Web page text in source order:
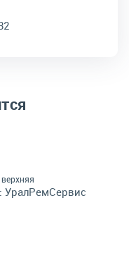
УралРемСервис